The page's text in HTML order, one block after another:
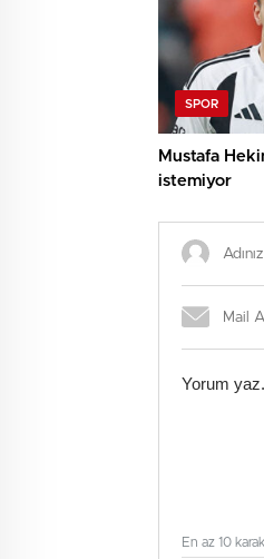
SPOR
Mustafa
istemiyor
En az 10